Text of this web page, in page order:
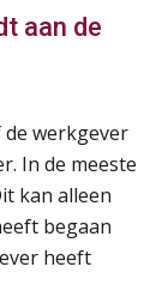
aan de
werkgever
In de meeste
kan alleen
begaan
heeft
Online Opleiding Praktijkdiploma Loonadministratie (PDL)